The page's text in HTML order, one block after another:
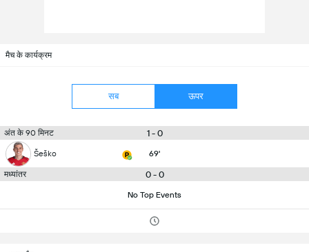
मैच के कार्यक्रम
सब ऊपर
अंत के 90 मिनट 1 - 0
Šeško 69'
मध्यांतर 0 - 0
No Top Events